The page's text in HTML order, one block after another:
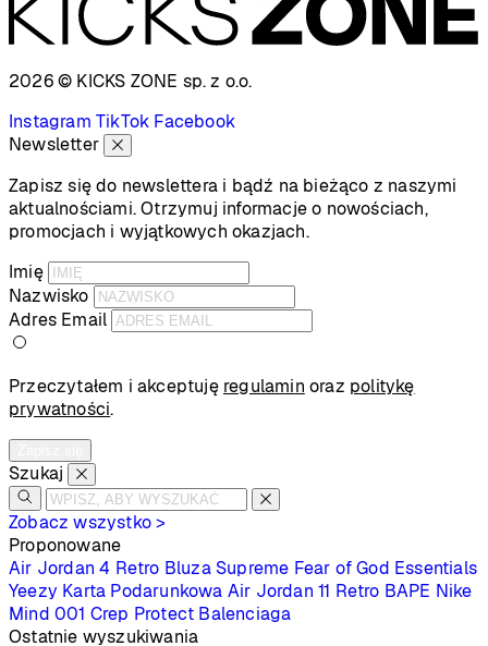
2026 © KICKS ZONE sp. z o.o.
Instagram TikTok Facebook
Newsletter
Zapisz się do newslettera i bądź na bieżąco z naszymi
aktualnościami. Otrzymuj informacje o nowościach,
promocjach i wyjątkowych okazjach.
Imię
Nazwisko
Adres Email
Przeczytałem i akceptuję regulamin oraz politykę
prywatności.
Szukaj
Zobacz wszystko >
Proponowane
Air Jordan 4 Retro Bluza Supreme Fear of God Essentials
Yeezy Karta Podarunkowa Air Jordan 11 Retro BAPE Nike
Mind 001 Crep Protect Balenciaga
Ostatnie wyszukiwania